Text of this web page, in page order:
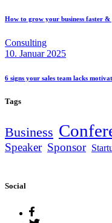
How to grow your business faster
Consulting
10. Januar 2025
6 signs your sales team lacks
Tags
Business
Speaker Sponsor
Social